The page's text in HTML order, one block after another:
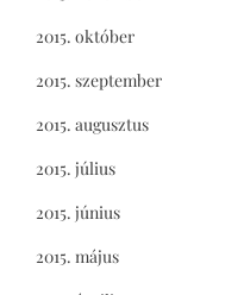
2015. október
2015. szeptember
2015. augusztus
2015. július
2015. június
2015. május